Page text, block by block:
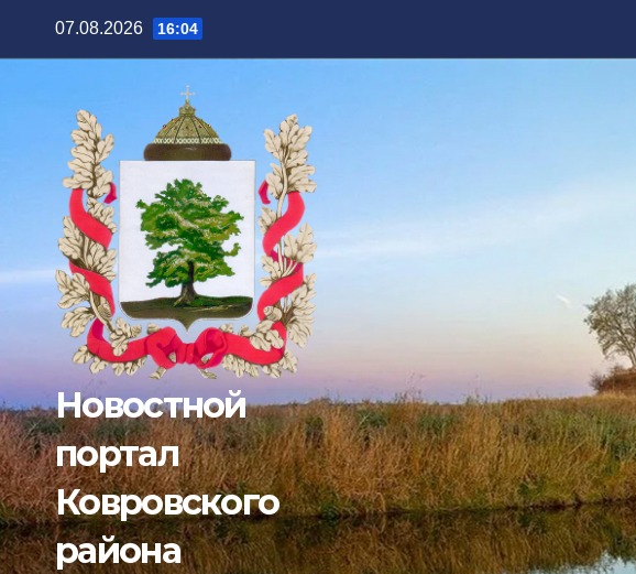
07.08.2026 16:04
Новостной
портал
Ковровского
района